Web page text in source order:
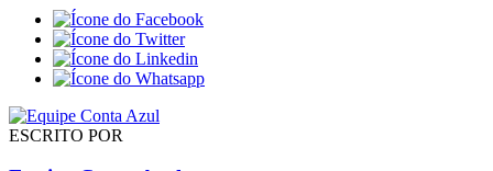
ESCRITO POR